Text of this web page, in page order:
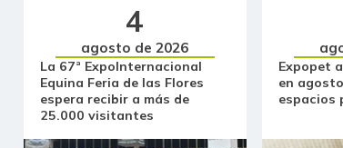
4
agosto de 2026
La 67ª ExpoInternacional
Equina Feria de las Flores
espera recibir a más de
25.000 visitantes
Expopet
en
espacios